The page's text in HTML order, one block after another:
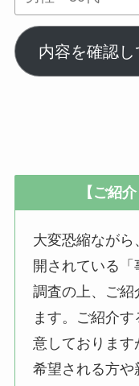
内容を確認
【ご紹
大変恐縮なが
開されている
調査の上、ご紹
ます。ご紹介
意しております
希望される方や